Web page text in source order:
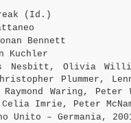
(Id.)
Bennett
Kuchler
Nesbitt, Olivia
Plummer,
Raymond Waring,
Imrie, Peter
Unito – Germania,